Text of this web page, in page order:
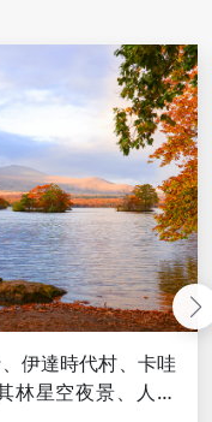
伊達時代村、卡哇
林星空夜景、人氣